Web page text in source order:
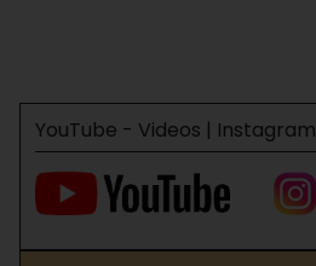
YouTube - Videos | Instagram